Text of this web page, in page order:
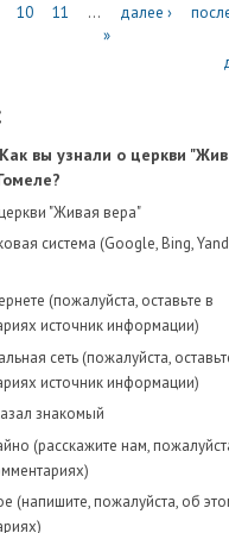
10 11 … далее ›
»
вы узнали о церкви
ответов"Живая вера"
система (Google, Bing,
(пожалуйста, оставьте в
источник информации)
сеть (пожалуйста,
источник информации)
знакомый
(расскажите нам,
(напишите, пожалуйста, об